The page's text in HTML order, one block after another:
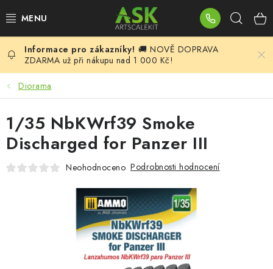
na
BLOG
SUMMER DAYS
WARHAMMER
ASK PRODUKTY
PLASTIKOVÉ MODELY
DOPLŇKY K MODELŮM
🚚 NOVĚ DOPRAVA
ZDARMA už při nákupu nad 1 000 Kč!
Diorama
1/35 NbKWrf39 Smoke
Discharged for Panzer III
Neohodnoceno Podrobnosti hodnocení